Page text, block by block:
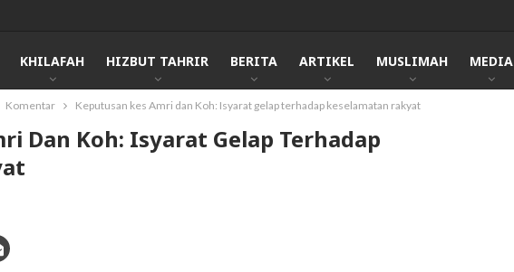
KHILAFAH HIZBUT TAHRIR BERITA ARTIKEL MUSLIMAH MEDIA
Komentar Keputusan kes Amri dan Koh: Isyarat gelap terhadap keselamatan rakyat
Dan Koh: Isyarat Gelap Terhadap